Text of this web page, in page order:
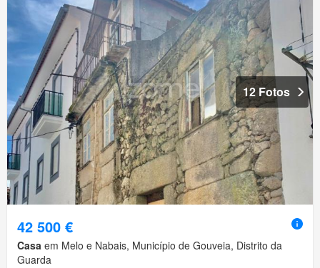
12 Fotos
42 500 €
Casa em Melo e Nabais, Município de Gouveia, Distrito da
Guarda